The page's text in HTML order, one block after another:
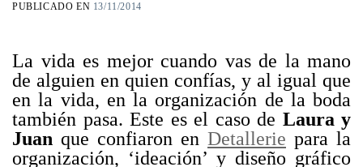
PUBLICADO EN 13/11/2014
La vida es mejor cuando vas de la mano
de alguien en quien confías, y al igual que
en la vida, en la organización de la boda
también pasa. Este es el caso de Laura y
Juan que confiaron en Detallerie para la
organización, ‘ideación’ y diseño gráfico